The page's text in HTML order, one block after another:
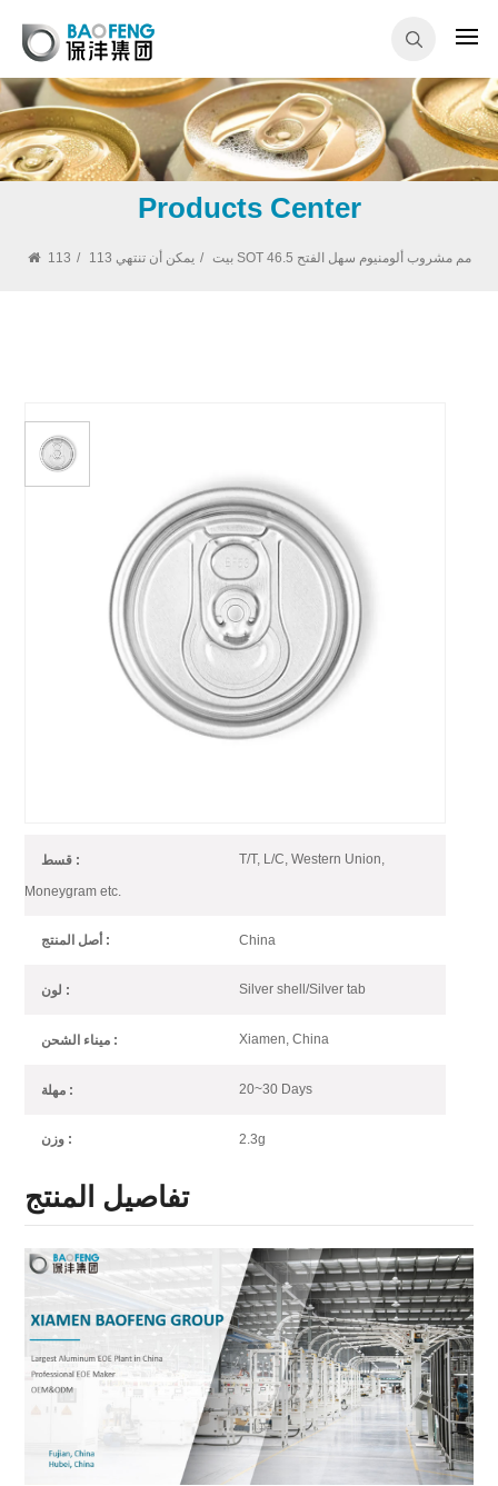
Products Center
بيت / 113 يمكن أن تنتهي / 113 SOT 46.5 مم مشروب ألومنيوم سهل الفتح
113 SOT 46.5 مم مشروب
ألومنيوم سهل الفتح
113 # Beverage EOE (Aluminmum) ، نوع stay-on-tab (SOT) مناسب
قسط : T/T, L/C, Western Union,
Moneygram etc.
أصل المنتج : China
لون : Silver shell/Silver tab
ميناء الشحن : Xiamen, China
مهلة : 20~30 Days
وزن : 2.3g
تفاصيل المنتج